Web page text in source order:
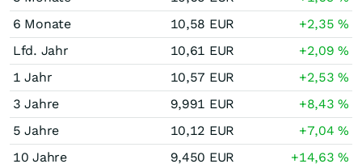
6 Monate
10,58 EUR +2,35%
Lfd. Jahr
10,61 EUR +2,09%
1 Jahr
10,57 EUR +2,53%
3 Jahre
9,991 EUR +8,43%
5 Jahre
10,12 EUR +7,04%
10 Jahre
9,450 EUR +14,63%